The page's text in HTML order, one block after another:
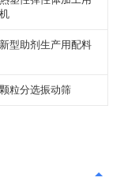
型助剂生产用配料
粒分选振动筛